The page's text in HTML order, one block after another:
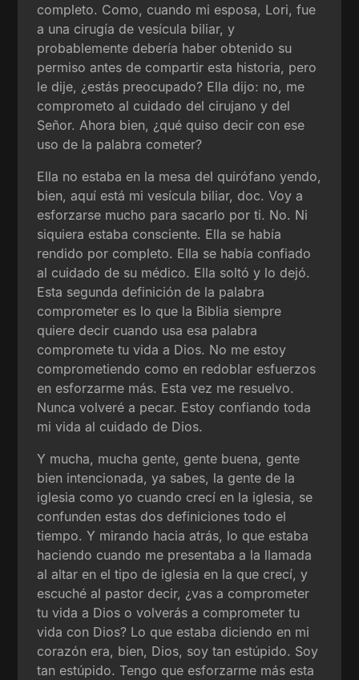
completo. Como, cuando mi esposa, Lori, fue
a una cirugía de vesícula biliar, y
probablemente debería haber obtenido su
permiso antes de compartir esta historia, pero
le dije, ¿estás preocupado? Ella dijo: no, me
comprometo al cuidado del cirujano y del
Señor. Ahora bien, ¿qué quiso decir con ese
uso de la palabra cometer?
Ella no estaba en la mesa del quirófano yendo,
bien, aquí está mi vesícula biliar, doc. Voy a
esforzarse mucho para sacarlo por ti. No. Ni
siquiera estaba consciente. Ella se había
rendido por completo. Ella se había confiado
al cuidado de su médico. Ella soltó y lo dejó.
Esta segunda definición de la palabra
comprometer es lo que la Biblia siempre
quiere decir cuando usa esa palabra
compromete tu vida a Dios. No me estoy
comprometiendo como en redoblar esfuerzos
en esforzarme más. Esta vez me resuelvo.
Nunca volveré a pecar. Estoy confiando toda
mi vida al cuidado de Dios.
Y mucha, mucha gente, gente buena, gente
bien intencionada, ya sabes, la gente de la
iglesia como yo cuando crecí en la iglesia, se
confunden estas dos definiciones todo el
tiempo. Y mirando hacia atrás, lo que estaba
haciendo cuando me presentaba a la llamada
al altar en el tipo de iglesia en la que crecí, y
escuché al pastor decir, ¿vas a comprometer
tu vida a Dios o volverás a comprometer tu
vida con Dios? Lo que estaba diciendo en mi
corazón era, bien, Dios, soy tan estúpido. Soy
tan estúpido. Tengo que esforzarme más esta